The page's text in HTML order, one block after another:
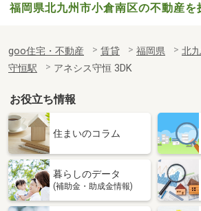
福岡県北九州市小倉南区の不動産を
goo住宅・不動産 賃貸 福岡県 北
守恒駅
アネシス守恒 3DK
お役立ち情報
住まいのコラム
暮らしのデータ
(補助金・助成金情報)